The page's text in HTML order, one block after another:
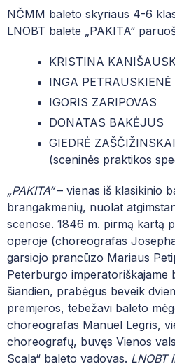
MUZIEJUS
PROJEKTAI
MENINĖ VEIKLA
MENŲ
DUK| NAUJAI
DUK|
DUK| MOKINIO
UNIFORMA
MOKSLO METŲ
VALGIARAŠČIAI
PROGRAMA
LIONS QUEST
KONFERENCIJŲ
KAS VYKSTA
ČIURLIONIUKAS
NČMM baleto skyriaus 4-6
LNOBT balete „PAKITA“
KRISTINA
INGA PETRAUSKIENĖ
IGORIS ZARIPOVAS
DONATAS BAKĖJUS
GIEDRĖ
(sceninės praktikos
„PAKITA“– vienas iš klasikinio
brangakmenių, nuolat
scenose. 1846 m. pirmą kartą
operoje (choreografas
garsiojo prancūzo Mariaus
Peterburgo imperatoriškajame
šiandien, prabėgus beveik
premjeros, tebežavi baleto
choreografas Manuel Legris, v
choreografų, buvęs Vienos
Scala“ baleto vadovas. LNOBT